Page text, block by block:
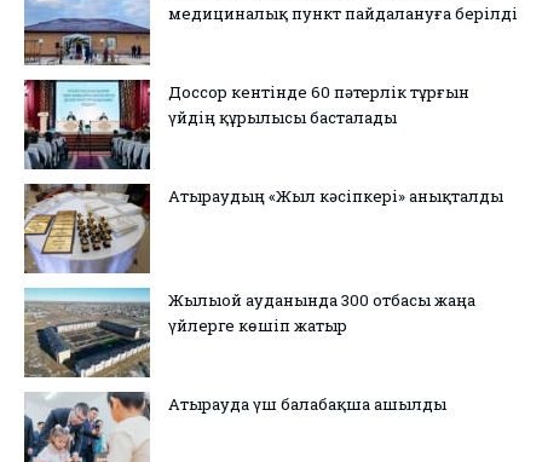
медициналық пункт пайдалануға берілді
Доссор кентінде 60 пәтерлік тұрғын
үйдің құрылысы басталады
Атыраудың «Жыл кәсіпкері» анықталды
Жылыой ауданында 300 отбасы жаңа
үйлерге көшіп жатыр
Атырауда үш балабақша ашылды